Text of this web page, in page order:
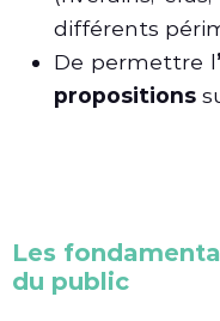
différents
De permettre l
propositions
Les fondamentaux de la participation
du public